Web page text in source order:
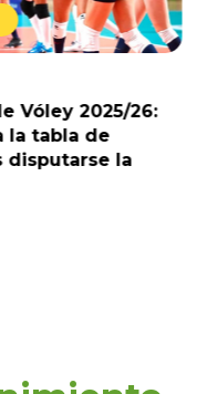
Vóley 2025/26:
la tabla de
disputarse la